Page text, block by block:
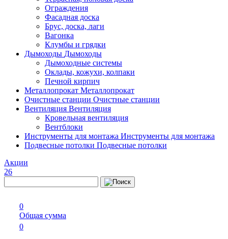
Ограждения
Фасадная доска
Брус, доска, лаги
Вагонка
Клумбы и грядки
Дымоходы Дымоходы
Дымоходные системы
Оклады, кожухи, колпаки
Печной кирпич
Металлопрокат Металлопрокат
Очистные станции Очистные станции
Вентиляция Вентиляция
Кровельная вентиляция
Вентблоки
Инструменты для монтажа Инструменты для монтажа
Подвесные потолки Подвесные потолки
Акции
26
0
Общая сумма
0